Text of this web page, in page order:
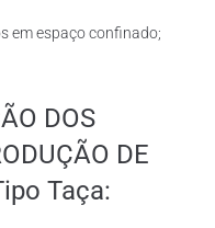
em espaço confinado;
DOS
DE
Taça: